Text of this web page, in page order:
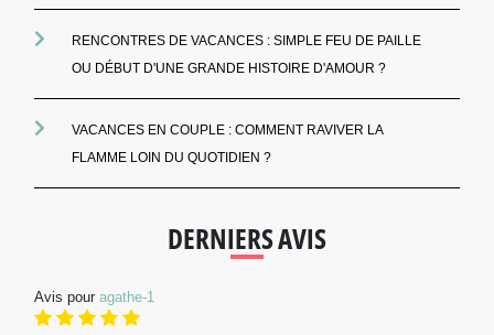
RENCONTRES DE VACANCES : SIMPLE FEU DE PAILLE
OU DÉBUT D'UNE GRANDE HISTOIRE D'AMOUR ?
VACANCES EN COUPLE : COMMENT RAVIVER LA
FLAMME LOIN DU QUOTIDIEN ?
DERNIERS AVIS
Avis pour agathe-1